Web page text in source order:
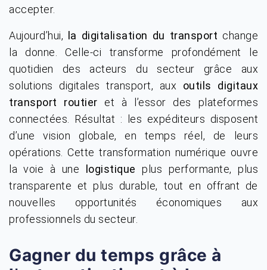
accepter.
Aujourd’hui, la digitalisation du transport change
la donne. Celle-ci transforme profondément le
quotidien des acteurs du secteur grâce aux
solutions digitales transport, aux outils digitaux
transport routier et à l’essor des plateformes
connectées. Résultat : les expéditeurs disposent
d’une vision globale, en temps réel, de leurs
opérations. Cette transformation numérique ouvre
la voie à une
logistiqueplus performante, plus
transparente et plus durable, tout en offrant de
nouvelles opportunités économiques aux
professionnels du secteur.
Gagner du temps grâce à